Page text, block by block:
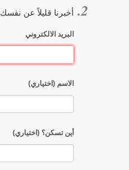
أخبرنا قليلاً عن نفسك
البريد الالكتروني
الاسم (اختياري)
أين تسكن؟ (اختياري)